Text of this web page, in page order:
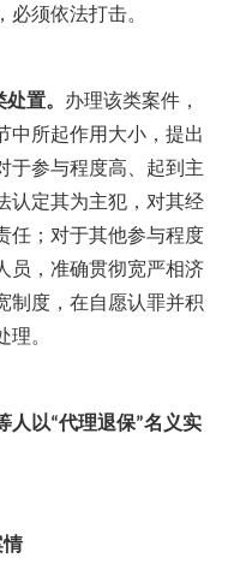
须依法打击。
置。 办理该类案件，
中所起作用大小，提出
于参与程度高、起到主
认定其为主犯，对其经
任；对于其他参与程度
员，准确贯彻宽严相济
制度，在自愿认罪并积
。
人以“代理退保”名义实
情